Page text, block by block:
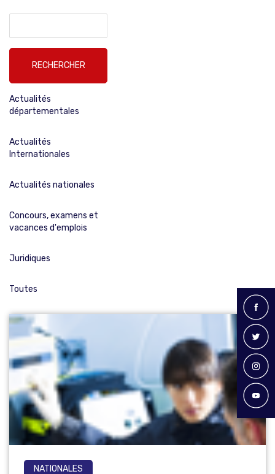
Actualités
départementales
Actualités
Internationales
Actualités nationales
Concours, examens et
vacances d'emplois
Juridiques
Toutes
NATIONALES